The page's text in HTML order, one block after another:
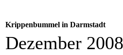
Krippenbummel in Darmstadt
Dezember 2008